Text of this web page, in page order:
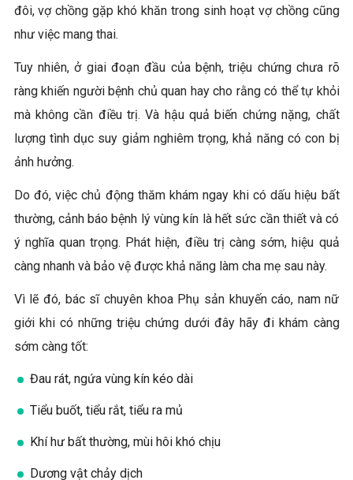
đôi, vợ chồng gặp khó khăn trong sinh hoạt vợ chồng cũng
như việc mang thai.
Tuy nhiên, ở giai đoạn đầu của bệnh, triệu chứng chưa rõ
ràng khiến người bệnh chủ quan hay cho rằng có thể tự khỏi
mà không cần điều trị. Và hậu quả biến chứng nặng, chất
lượng tình dục suy giảm nghiêm trọng, khả năng có con bị
ảnh hưởng.
Do đó, việc chủ động thăm khám ngay khi có dấu hiệu bất
thường, cảnh báo bệnh lý vùng kín là hết sức cần thiết và có
ý nghĩa quan trọng. Phát hiện, điều trị càng sớm, hiệu quả
càng nhanh và bảo vệ được khả năng làm cha mẹ sau này.
Vì lẽ đó, bác sĩ chuyên khoa Phụ sản khuyến cáo, nam nữ
giới khi có những triệu chứng dưới đây hãy đi khám càng
sớm càng tốt:
Đau rát, ngứa vùng kín kéo dài
Tiểu buốt, tiểu rắt, tiểu ra mủ
Khí hư bất thường, mùi hôi khó chịu
Dương vật chảy dịch